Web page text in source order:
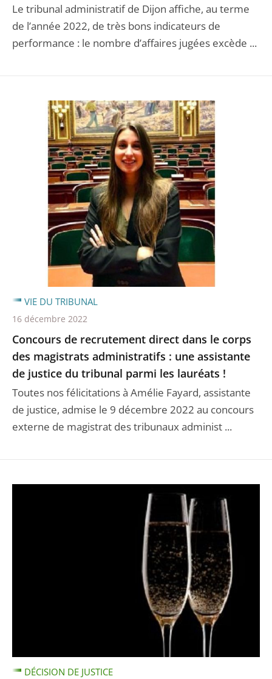
Le tribunal administratif de Dijon affiche, au terme
de l’année 2022, de très bons indicateurs de
performance : le nombre d’affaires jugées excède ...
Concours de recrutement direct dans le corps
des magistrats administratifs : une assistante
de justice du tribunal parmi les lauréats !
Toutes nos félicitations à Amélie Fayard, assistante
de justice, admise le 9 décembre 2022 au concours
externe de magistrat des tribunaux administ ...
VIE DU TRIBUNAL
16 décembre 2022
DÉCISION DE JUSTICE